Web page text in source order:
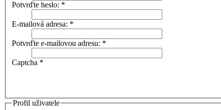
Potvrďte heslo: *
E-mailová adresa: *
Potvrďte e-mailovou adresu: *
Captcha *
Profil uživatele